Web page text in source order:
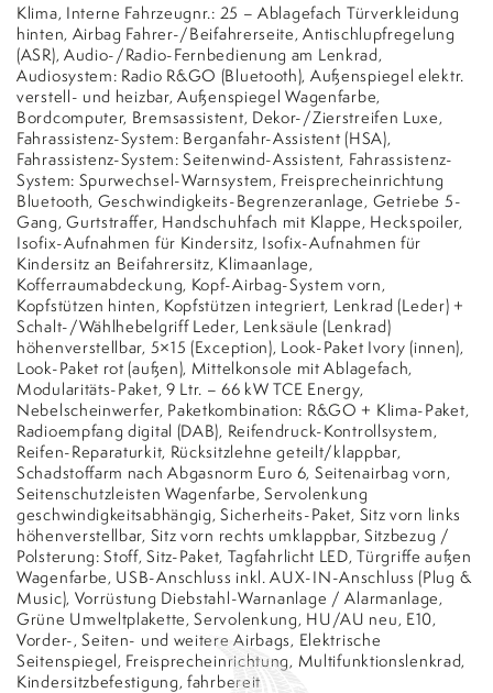
Klima, Interne Fahrzeugnr.: 25 – Ablagefach Türverkleidung
hinten, Airbag Fahrer-/Beifahrerseite, Antischlupfregelung
(ASR), Audio-/Radio-Fernbedienung am Lenkrad,
Audiosystem: Radio R&GO (Bluetooth), Außenspiegel elektr.
verstell- und heizbar, Außenspiegel Wagenfarbe,
Bordcomputer, Bremsassistent, Dekor-/Zierstreifen Luxe,
Fahrassistenz-System: Berganfahr-Assistent (HSA),
Fahrassistenz-System: Seitenwind-Assistent, Fahrassistenz-
System: Spurwechsel-Warnsystem, Freisprecheinrichtung
Bluetooth, Geschwindigkeits-Begrenzeranlage, Getriebe 5-
Gang, Gurtstraffer, Handschuhfach mit Klappe, Heckspoiler,
Isofix-Aufnahmen für Kindersitz, Isofix-Aufnahmen für
Kindersitz an Beifahrersitz, Klimaanlage,
Kofferraumabdeckung, Kopf-Airbag-System vorn,
Kopfstützen hinten, Kopfstützen integriert, Lenkrad (Leder) +
Schalt-/Wählhebelgriff Leder, Lenksäule (Lenkrad)
höhenverstellbar, 5×15 (Exception), Look-Paket Ivory (innen),
Look-Paket rot (außen), Mittelkonsole mit Ablagefach,
Modularitäts-Paket, 9 Ltr. – 66 kW TCE Energy,
Nebelscheinwerfer, Paketkombination: R&GO + Klima-Paket,
Radioempfang digital (DAB), Reifendruck-Kontrollsystem,
Reifen-Reparaturkit, Rücksitzlehne geteilt/klappbar,
Schadstoffarm nach Abgasnorm Euro 6, Seitenairbag vorn,
Seitenschutzleisten Wagenfarbe, Servolenkung
geschwindigkeitsabhängig, Sicherheits-Paket, Sitz vorn links
höhenverstellbar, Sitz vorn rechts umklappbar, Sitzbezug /
Polsterung: Stoff, Sitz-Paket, Tagfahrlicht LED, Türgriffe außen
Wagenfarbe, USB-Anschluss inkl. AUX-IN-Anschluss (Plug &
Music), Vorrüstung Diebstahl-Warnanlage / Alarmanlage,
Grüne Umweltplakette, Servolenkung, HU/AU neu, E10,
Vorder-, Seiten- und weitere Airbags, Elektrische
Seitenspiegel, Freisprecheinrichtung, Multifunktionslenkrad,
Kindersitzbefestigung, fahrbereit